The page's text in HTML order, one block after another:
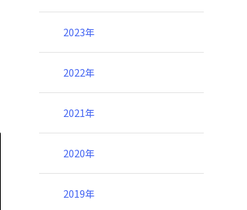
2023年
2022年
2021年
2020年
2019年